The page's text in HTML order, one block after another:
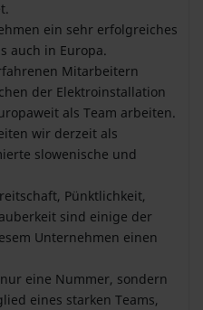
ein sehr erfolgreiches
auch in Europa.
Mitarbeitern
der Elektroinstallation
als Team arbeiten.
wir derzeit als
slowenische und
Pünktlichkeit,
sind einige der
Unternehmen einen
eine Nummer, sondern
eines starken Teams,